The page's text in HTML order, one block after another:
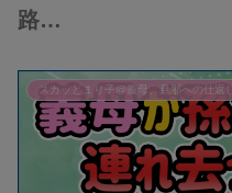
路…
スカッとまり子@義母、旦那への仕返し